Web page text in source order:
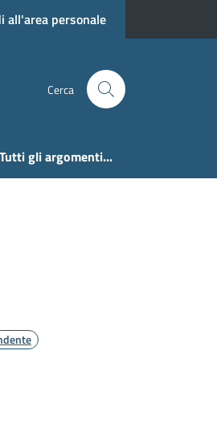
all'area personale
Cerca
Tutti gli argomenti...